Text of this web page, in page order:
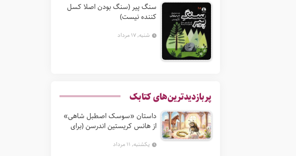
سنگ پیر (سنگ بودن اصلا کسل
کننده نیست)
شنبه, ۱۷ مرداد
پربازدیدترین‌های کتابک
داستان «سوسک اصطبل شاهی»
از هانس کریستین اندرسن (برای
یکشنبه, ۱۱ مرداد